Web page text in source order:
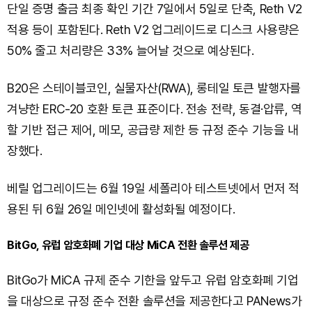
단일 증명 출금 최종 확인 기간 7일에서 5일로 단축, Reth V2
적용 등이 포함된다. Reth V2 업그레이드로 디스크 사용량은
50% 줄고 처리량은 33% 늘어날 것으로 예상된다.
B20은 스테이블코인, 실물자산(RWA), 롱테일 토큰 발행자를
겨냥한 ERC-20 호환 토큰 표준이다. 전송 전략, 동결·압류, 역
할 기반 접근 제어, 메모, 공급량 제한 등 규정 준수 기능을 내
장했다.
베릴 업그레이드는 6월 19일 세폴리아 테스트넷에서 먼저 적
용된 뒤 6월 26일 메인넷에 활성화될 예정이다.
BitGo, 유럽 암호화폐 기업 대상 MiCA 전환 솔루션 제공
BitGo가 MiCA 규제 준수 기한을 앞두고 유럽 암호화폐 기업
을 대상으로 규정 준수 전환 솔루션을 제공한다고 PANews가